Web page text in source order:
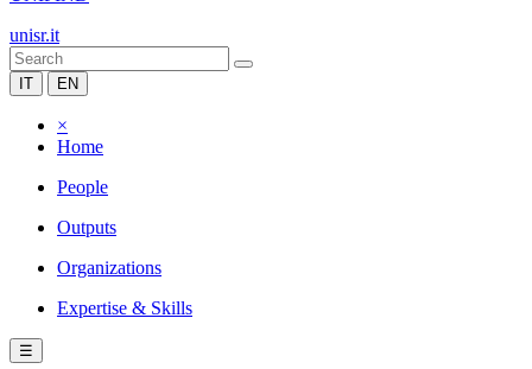
unisr.it
IT EN
×
Home
People
Outputs
Organizations
Expertise & Skills
☰